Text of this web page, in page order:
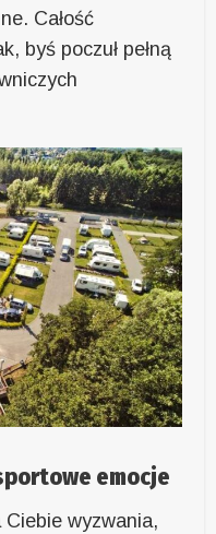
Całość
byś poczuł pełną
emocje
wyzwania,